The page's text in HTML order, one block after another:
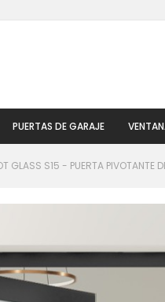
PUERTAS DE GARAJE
GLASS S15 - PUERTA PIVOTANTE